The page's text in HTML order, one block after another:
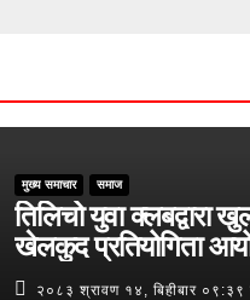
मुख्य समाचार समाज
तिलिचो युवा क्लबद्वारा
खेलकुद प्रतियोगिता
२०८३ श्रावण १४, बिहीबार ०९:३९